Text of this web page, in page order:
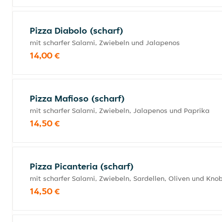
Pizza Diabolo (scharf)
mit scharfer Salami, Zwiebeln und Jalapenos
14,00 €
Pizza Mafioso (scharf)
mit scharfer Salami, Zwiebeln, Jalapenos und Paprika
14,50 €
Pizza Picanteria (scharf)
mit scharfer Salami, Zwiebeln, Sardellen, Oliven und
14,50 €